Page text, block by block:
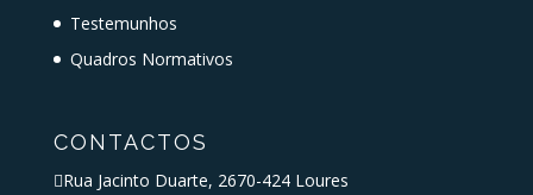
Testemunhos
Quadros Normativos
CONTACTOS
Rua Jacinto Duarte, 2670-424 Loures